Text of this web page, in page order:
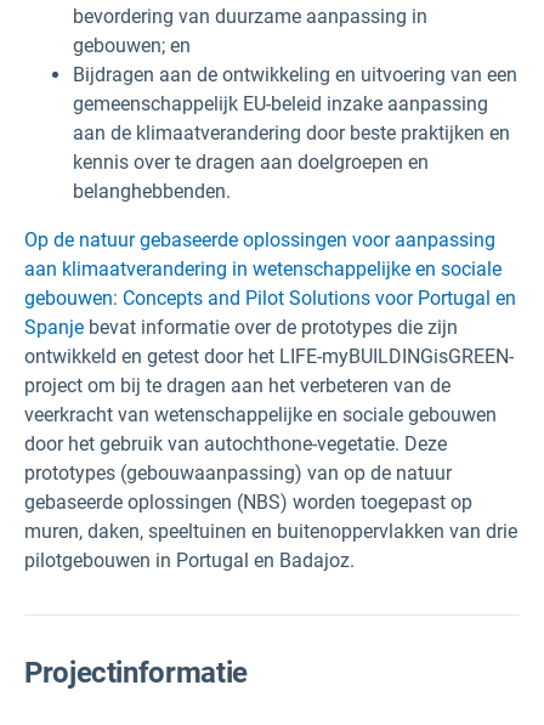
bevordering van duurzame aanpassing in
gebouwen; en
Bijdragen aan de ontwikkeling en uitvoering van een
gemeenschappelijk EU-beleid inzake aanpassing
aan de klimaatverandering door beste praktijken en
kennis over te dragen aan doelgroepen en
belanghebbenden.
Op de natuur gebaseerde oplossingen voor aanpassing
aan klimaatverandering in wetenschappelijke en sociale
gebouwen: Concepts and Pilot Solutions voor Portugal en
Spanje bevat informatie over de prototypes die zijn
ontwikkeld en getest door het LIFE-myBUILDINGisGREEN-
project om bij te dragen aan het verbeteren van de
veerkracht van wetenschappelijke en sociale gebouwen
door het gebruik van autochthone-vegetatie. Deze
prototypes (gebouwaanpassing) van op de natuur
gebaseerde oplossingen (NBS) worden toegepast op
muren, daken, speeltuinen en buitenoppervlakken van drie
pilotgebouwen in Portugal en Badajoz.
Projectinformatie